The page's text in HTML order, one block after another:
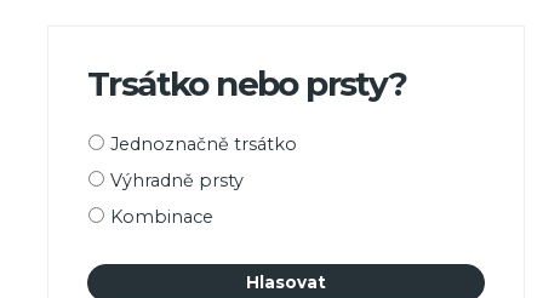
Trsátko nebo prsty?
Možnosti
Jednoznačně trsátko
Výhradně prsty
Kombinace